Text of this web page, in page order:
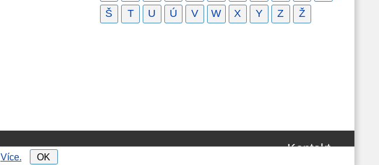
Š
T U Ú V W X Y Z Ž
Kontakt
Více. OK